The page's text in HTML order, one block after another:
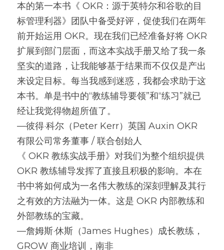
本的第一本书《 OKR：源于英特尔和谷歌的目
标管理利器》团队中备受好评，促使我们在两年
前开始运用 OKR。现在我们已经准备好将 OKR
扩展到部门层面，而这本实战手册又给了我一条
坚实的道路，让我能够基于结果而不仅仅是产出
来设定目标。每当我感到迷惑，我都会求助于这
本书。单是书中的“教练辅导要领”和“练习”就已
经让我觉得物超所值了。
—彼得·科尔（Peter Kerr）英国 Auxin OKR
有限公司常务董事 / 联合创始人
《 OKR 教练实战手册》对我们为整个组织提供
OKR 教练辅导发挥了直接且积极的影响。本在
书中将如何成为一名伟大教练的深刻理解及其行
之有效的方法融为一体。这是 OKR 内部教练和
外部教练的宝藏。
—詹姆斯·休斯（James Hughes）成长教练，
GROW 商业培训，南非